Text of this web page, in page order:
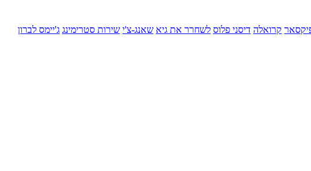
קרואלה דיסני פלוס לשחרר את גיא שאנג-צ'י שירות סטרימינג ג'יימס לברון